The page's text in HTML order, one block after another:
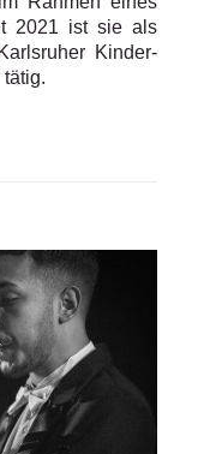
2021 ist sie als
Kinder-
tätig.